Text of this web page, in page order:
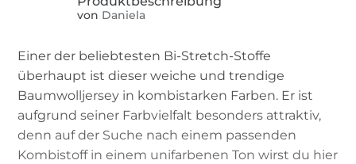
von Daniela
Einer der beliebtesten Bi-Stretch-Stoffe
überhaupt ist dieser weiche und trendige
Baumwolljersey in kombistarken Farben. Er ist
aufgrund seiner Farbvielfalt besonders attraktiv,
denn auf der Suche nach einem passenden
Kombistoff in einem unifarbenen Ton wirst du hier